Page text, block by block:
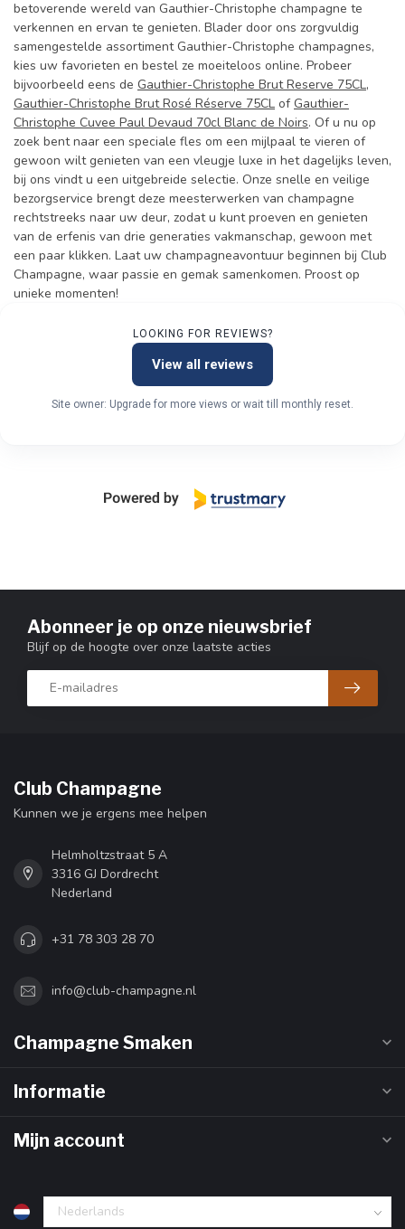
betoverende wereld van Gauthier-Christophe champagne te
verkennen en ervan te genieten. Blader door ons zorgvuldig
samengestelde assortiment Gauthier-Christophe champagnes,
kies uw favorieten en bestel ze moeiteloos online. Probeer
bijvoorbeeld eens de Gauthier-Christophe Brut Reserve 75CL,
Gauthier-Christophe Brut Rosé Réserve 75CL ofGauthier-
Christophe Cuvee Paul Devaud 70cl Blanc de Noirs. Of u nu op
zoek bent naar een speciale fles om een mijlpaal te vieren of
gewoon wilt genieten van een vleugje luxe in het dagelijks leven,
bij ons vindt u een uitgebreide selectie. Onze snelle en veilige
bezorgservice brengt deze meesterwerken van champagne
rechtstreeks naar uw deur, zodat u kunt proeven en genieten
van de erfenis van drie generaties vakmanschap, gewoon met
een paar klikken. Laat uw champagneavontuur beginnen bij Club
Champagne, waar passie en gemak samenkomen. Proost op
unieke momenten!
LOOKING FOR REVIEWS?
View all reviews
Site owner: Upgrade for more views or wait till monthly reset.
Abonneer je op onze nieuwsbrief
Blijf op de hoogte over onze laatste acties
Club Champagne
Kunnen we je ergens mee helpen
Helmholtzstraat 5 A
3316 GJ Dordrecht
Nederland
+31 78 303 28 70
info@club-champagne.nl
Champagne Smaken
Informatie
Mijn account